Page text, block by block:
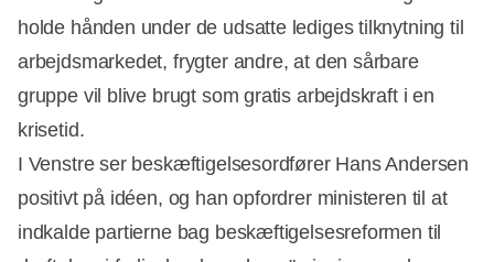
holde hånden under de udsatte lediges tilknytning til
arbejdsmarkedet, frygter andre, at den sårbare
gruppe vil blive brugt som gratis arbejdskraft i en
krisetid.
I Venstre ser beskæftigelsesordfører Hans Andersen
positivt på idéen, og han opfordrer ministeren til at
indkalde partierne bag beskæftigelsesreformen til